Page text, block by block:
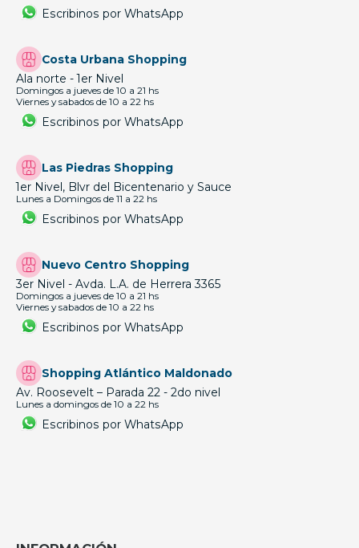
Escribinos por WhatsApp
Costa Urbana Shopping
Ala norte - 1er Nivel
Domingos a jueves de 10 a 21 hs
Viernes y sabados de 10 a 22 hs
Escribinos por WhatsApp
Las Piedras Shopping
1er Nivel, Blvr del Bicentenario y Sauce
Lunes a Domingos de 11 a 22 hs
Escribinos por WhatsApp
Nuevo Centro Shopping
3er Nivel - Avda. L.A. de Herrera 3365
Domingos a jueves de 10 a 21 hs
Viernes y sabados de 10 a 22 hs
Escribinos por WhatsApp
Shopping Atlántico Maldonado
Av. Roosevelt – Parada 22 - 2do nivel
Lunes a domingos de 10 a 22 hs
Escribinos por WhatsApp